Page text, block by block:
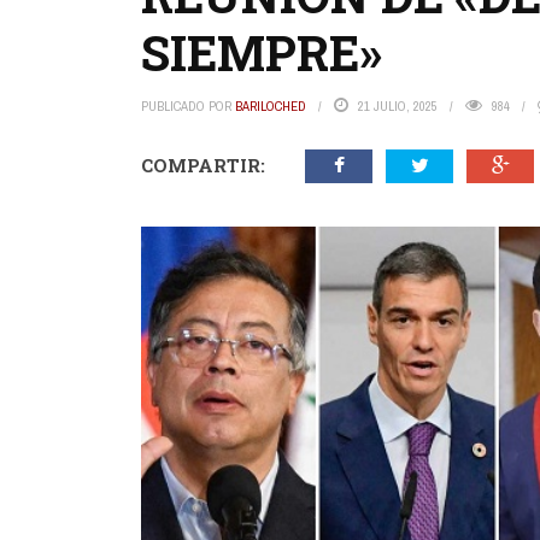
SIEMPRE»
PUBLICADO POR BARILOCHED 21 JULIO, 2025 984
COMPARTIR: